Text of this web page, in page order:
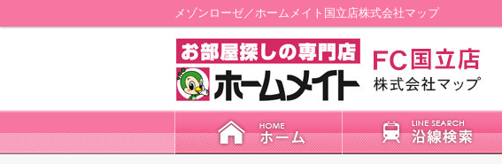
メゾンローゼ／ホームメイト国立店株式会社マップ